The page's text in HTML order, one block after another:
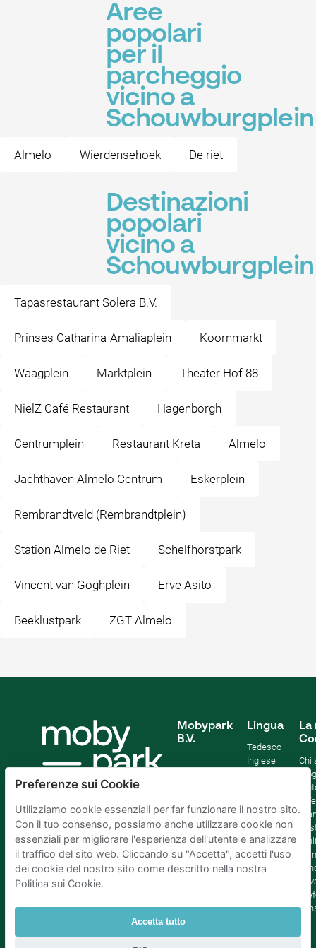
Aree
popolari
per il
parcheggio
vicino a
Schouwburgplein
Almelo Wierdensehoek De riet
Destinazioni
popolari
vicino a
Schouwburgplein
Tapasrestaurant Solera B.V.
Prinses Catharina-Amaliaplein Koornmarkt
Waagplein Marktplein Theater Hof 88
NielZ Café Restaurant Hagenborgh
Centrumplein Restaurant Kreta Almelo
Jachthaven Almelo Centrum Eskerplein
Rembrandtveld (Rembrandtplein)
Station Almelo de Riet Schelfhorstpark
Vincent van Goghplein Erve Asito
Beeklustpark ZGT Almelo
Mobypark
B.V.
Lingua
Tedesco
Inglese
Olandese
La
Chi
Blog
Preferenze sui Cookie
Utilizziamo cookie essenziali per far funzionare il nostro sito.
Con il tuo consenso, possiamo anche utilizzare cookie non
essenziali per migliorare l'esperienza dell'utente e analizzare
il traffico del sito web. Cliccando su "Accetta", accetti l'uso
dei cookie del nostro sito come descritto nella nostra
Politica sui Cookie.
Accetta tutto